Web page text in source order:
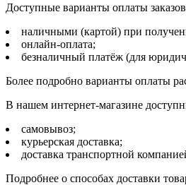
Доступные варианты оплаты
наличными (картой) при
онлайн-оплата;
безналичный платёж (для
Более подробно варианты оплаты
В нашем интернет-магазине
самовывоз;
курьерская доставка;
доставка транспортной
Подробнее о способах доставки